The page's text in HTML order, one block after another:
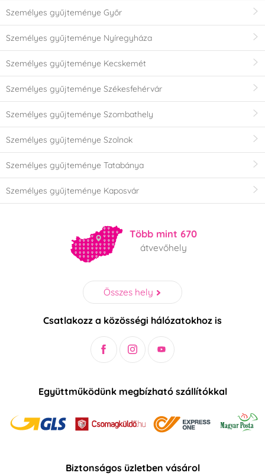
Személyes gyűjteménye Győr
Személyes gyűjteménye Nyíregyháza
Személyes gyűjteménye Kecskemét
Személyes gyűjteménye Székesfehérvár
Személyes gyűjteménye Szombathely
Személyes gyűjteménye Szolnok
Személyes gyűjteménye Tatabánya
Személyes gyűjteménye Kaposvár
Több mint 670
átvevőhely
Összes hely
Csatlakozz a közösségi hálózatokhoz is
Együttműködünk megbízható szállítókkal
Biztonságos üzletben vásárol